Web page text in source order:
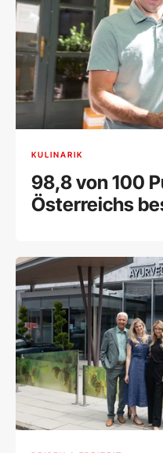
KULINARIK
98,8 von 100
Österreichs